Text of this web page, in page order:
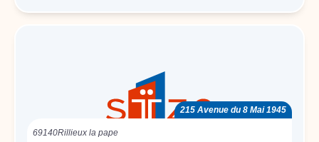
215 Avenue du 8 Mai 1945
69140Rillieux la pape